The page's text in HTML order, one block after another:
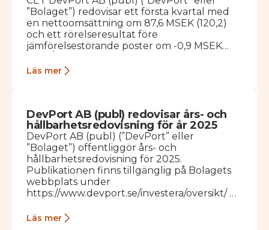
”Bolaget”) redovisar ett första kvartal med
en nettoomsättning om 87,6 MSEK (120,2)
och ett rörelseresultat före
jämförelsestörande poster om -0,9 MSEK
Läs mer
DevPort AB (publ) redovisar års- och
hållbarhetsredovisning för år 2025
DevPort AB (publ) (”DevPort” eller
”Bolaget”) offentliggör års- och
hållbarhetsredovisning för 2025.
Publikationen finns tillgänglig på Bolagets
webbplats under
https://www.devport.se/investera/oversikt/
tillgänglig från och med den 30 april och kan
Läs mer